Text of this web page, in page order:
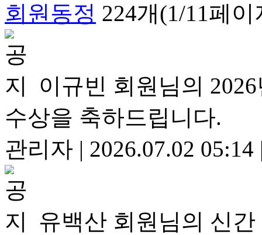
회원동정 224개(1/11페이
이규빈 회원님의
수상을 축하드립니다.
관리자 | 2026.07.02 05:14
유백산 회원님의 신